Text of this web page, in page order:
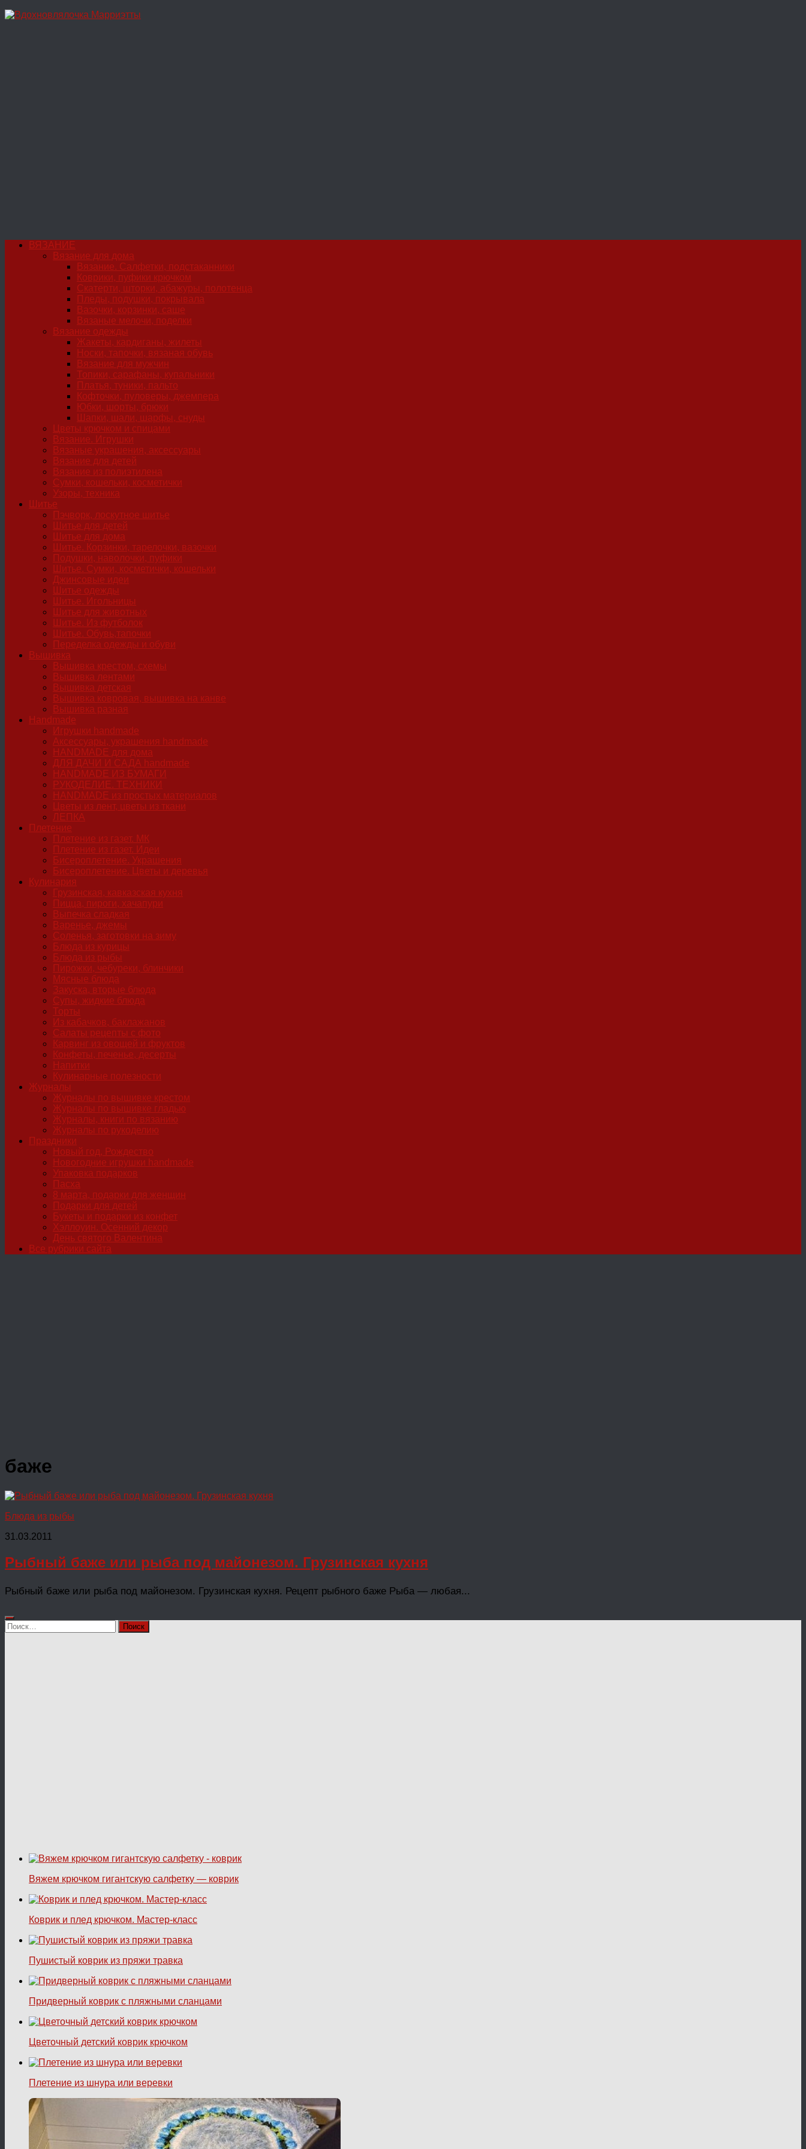
Перейти
ВЯЗАНИЕ
Вязание для дома
Вязание. Салфетки, подстаканники
Коврики, пуфики крючком
Скатерти, шторки, абажуры, полотенца
Пледы, подушки, покрывала
Вазочки, корзинки, саше
Вязаные мелочи, поделки
Вязание одежды
Жакеты, кардиганы, жилеты
Носки, тапочки, вязаная обувь
Вязание для мужчин
Топики, сарафаны, купальники
Платья, туники, пальто
Кофточки, пуловеры, джемпера
Юбки, шорты, брюки
Шапки, шали, шарфы, снуды
Цветы крючком и спицами
Вязание. Игрушки
Вязаные украшения, аксессуары
Вязание для детей
Вязание из полиэтилена
Сумки, кошельки, косметички
Узоры, техника
Шитье
Пэчворк, лоскутное шитье
Шитье для детей
Шитье для дома
Шитье. Корзинки, тарелочки, вазочки
Подушки, наволочки, пуфики
Шитье. Сумки, косметички, кошельки
Джинсовые идеи
Шитье одежды
Шитье. Игольницы
Шитье для животных
Шитье. Из футболок
Шитье. Обувь,тапочки
Переделка одежды и обуви
Вышивка
Вышивка крестом, схемы
Вышивка лентами
Вышивка детская
Вышивка ковровая, вышивка на канве
Вышивка разная
Handmade
Игрушки handmade
Аксессуары, украшения handmade
HANDMADE для дома
ДЛЯ ДАЧИ И САДА handmade
HANDMADE ИЗ БУМАГИ
РУКОДЕЛИЕ. ТЕХНИКИ
HANDMADE из простых материалов
Цветы из лент, цветы из ткани
ЛЕПКА
Плетение
Плетение из газет. МК
Плетение из газет. Идеи
Бисероплетение. Украшения
Бисероплетение. Цветы и деревья
Кулинария
Грузинская, кавказская кухня
Пицца, пироги, хачапури
Выпечка сладкая
Варенье, джемы
Соленья, заготовки на зиму
Блюда из курицы
Блюда из рыбы
Пирожки, чебуреки, блинчики
Мясные блюда
Закуска, вторые блюда
Супы, жидкие блюда
Торты
Из кабачков, баклажанов
Салаты рецепты с фото
Карвинг из овощей и фруктов
Конфеты, печенье, десерты
Напитки
Кулинарные полезности
Журналы
Журналы по вышивке крестом
Журналы по вышивке гладью
Журналы, книги по вязанию
Журналы по рукоделию
Праздники
Новый год, Рождество
Новогодние игрушки handmade
Упаковка подарков
Пасха
8 марта, подарки для женщин
Подарки для детей
Букеты и подарки из конфет
Хэллоуин. Осенний декор
День святого Валентина
Все рубрики сайта
баже
Блюда из рыбы
31.03.2011
Рыбный баже или рыба под майонезом. Грузинская кухня
Рыбный баже или рыба под майонезом. Грузинская кухня. Рецепт рыбного баже Рыба — любая...
Найти:
Вяжем крючком гигантскую салфетку — коврик
Коврик и плед крючком. Мастер-класс
Пушистый коврик из пряжи травка
Придверный коврик с пляжными сланцами
Цветочный детский коврик крючком
Плетение из шнура или веревки